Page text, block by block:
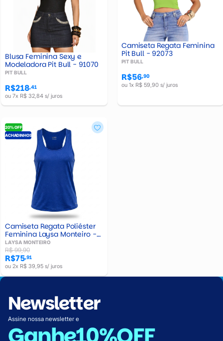
Blusa Feminina Sexy e
Modeladora Pit Bull - 91070
PIT BULL
R$218,41
ou 7x R$ 32,84 s/ juros
Camiseta Regata Feminina
Pit Bull - 92073
PIT BULL
R$56,90
ou 1x R$ 59,90 s/ juros
20% OFF
ACHADINHOS
Camiseta Regata Poliéster
Feminina Laysa Monteiro -
P1215
LAYSA MONTEIRO
R$ 99,90
R$75,91
ou 2x R$ 39,95 s/ juros
Newsletter
Assine nossa newsletter e